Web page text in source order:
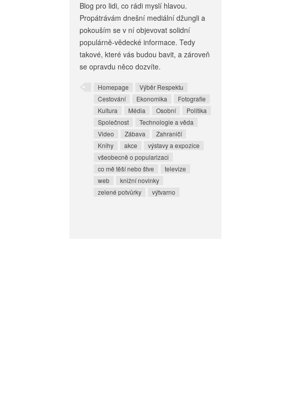
Blog pro lidi, co rádi myslí hlavou.
Propátrávám dnešní mediální džungli a
pokouším se v ní objevovat solidní
populárně-vědecké informace. Tedy
takové, které vás budou bavit, a zároveň
se opravdu něco dozvíte.
Homepage
Výběr Respektu
Cestování
Ekonomika
Fotografie
Kultura
Média Osobní
Politika
Společnost
Technologie a věda
Video
Zábava
Zahraničí
Knihy
akce
výstavy a expozice
všeobecně o popularizaci
co mě těší nebo štve
televize
web
knižní novinky
zelené potvůrky
výtvarno